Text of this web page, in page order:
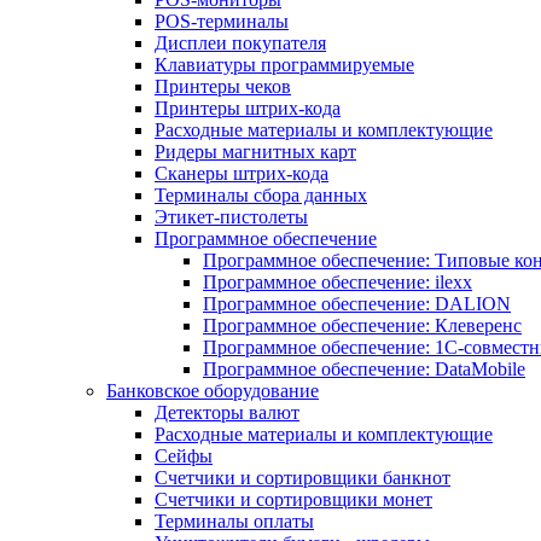
POS-терминалы
Дисплеи покупателя
Клавиатуры программируемые
Принтеры чеков
Принтеры штрих-кода
Расходные материалы и комплектующие
Ридеры магнитных карт
Сканеры штрих-кода
Терминалы сбора данных
Этикет-пистолеты
Программное обеспечение
Программное обеспечение: Типовые
Программное обеспечение: ilexx
Программное обеспечение: DALION
Программное обеспечение: Клеверенс
Программное обеспечение: 1С-
Программное обеспечение: DataMobile
Банковское оборудование
Детекторы валют
Расходные материалы и комплектующие
Сейфы
Счетчики и сортировщики банкнот
Счетчики и сортировщики монет
Терминалы оплаты